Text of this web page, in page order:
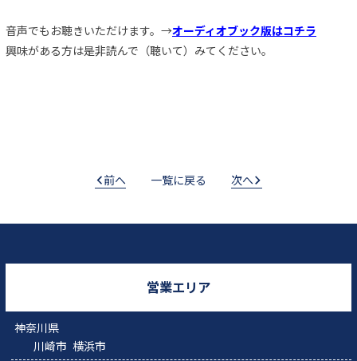
音声でもお聴きいただけます。→オーディオブック版はコチラ
興味がある方は是非読んで（聴いて）みてください。
前へ 一覧に戻る 次へ
営業エリア
神奈川県
川崎市 横浜市